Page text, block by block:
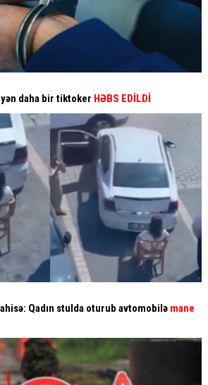
daha bir tiktoker HƏBS EDİLDİ
Qadın stulda oturub avtomobilə mane